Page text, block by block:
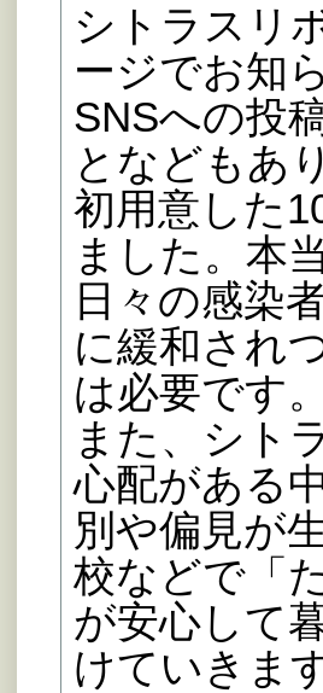
シトラスリ
ージでお知
SNSへの投
となどもあ
初用意した
ました。本
日々の感染
に緩和され
は必要です。
また、シト
心配がある
別や偏見が
校などで「
が安心して
けていきます